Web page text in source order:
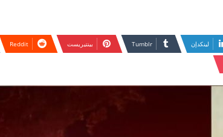
لينكدإن بينتيريست